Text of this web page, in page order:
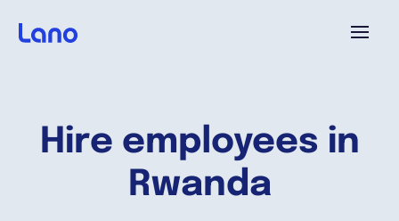
Hire employees in
Rwanda
¿Por qué Lano?